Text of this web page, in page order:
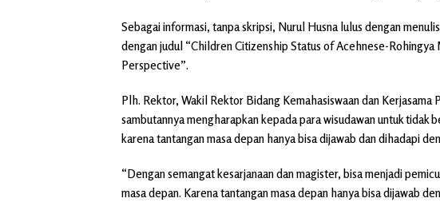
Sebagai informasi, tanpa skripsi, Nurul Husna lulus dengan
dengan judul “Children Citizenship Status of Acehnese-
Perspective”.
Plh. Rektor, Wakil Rektor Bidang Kemahasiswaan dan Kerjasama
sambutannya mengharapkan kepada para wisudawan untuk tidak
karena tantangan masa depan hanya bisa dijawab dan dihadapi
“Dengan semangat kesarjanaan dan magister, bisa menjadi
masa depan. Karena tantangan masa depan hanya bisa dijawab